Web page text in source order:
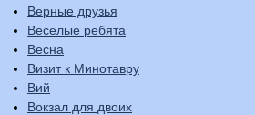
Верные друзья
Веселые ребята
Весна
Визит к Минотавру
Вий
Вокзал для двоих